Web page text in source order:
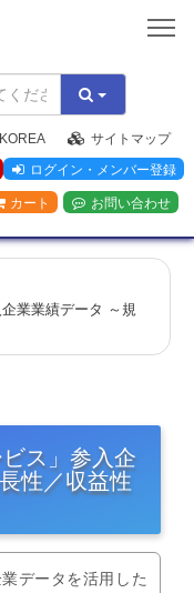
KOREA
サイトマップ
ログイン・メンバー登録
カート お問い合わせ
業業績データ ～規
ス」参入企
性／収益性
データを活用した